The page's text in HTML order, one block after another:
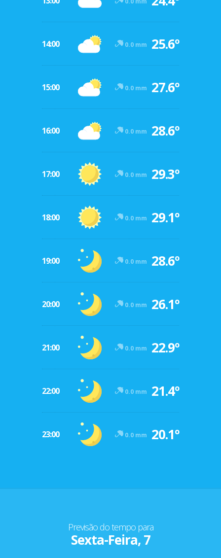
14:00 0.0 mm 25.6º
15:00 0.0 mm 27.6º
16:00 0.0 mm 28.6º
17:00 0.0 mm 29.3º
18:00 0.0 mm 29.1º
19:00 0.0 mm 28.6º
20:00 0.0 mm 26.1º
21:00 0.0 mm 22.9º
22:00 0.0 mm 21.4º
23:00 0.0 mm 20.1º
Previsão do tempo para
Sexta-Feira, 7